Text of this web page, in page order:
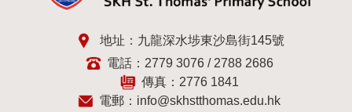
地址：九龍深水埗東沙島街145號
電話：2779 3076 / 2788 2686
傳真：2776 1841
電郵： info@skhstthomas.edu.hk